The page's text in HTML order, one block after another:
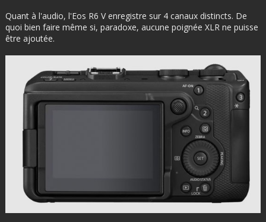
Quant à l'audio, l'Eos R6 V enregistre sur 4 canaux distincts. De
quoi bien faire même si, paradoxe, aucune poignée XLR ne puisse
être ajoutée.